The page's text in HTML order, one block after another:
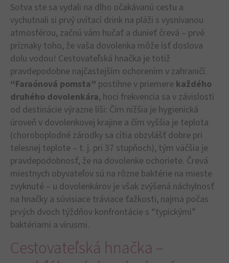
Sotva ste sa vydali na dlho očakávanú cestu a
vychutnali si prvý uvítací drink na pláži s vysnívanou
atmosférou, začnú vám hučať a dunieť črevá – prvé
príznaky toho, že vaša dovolenka môže ísť doslova
dolu vodou! Cestovateľská hnačka je totiž
pravdepodobne najčastejším ochorením v zahraničí.
“Faraónová pomsta” postihne v priemere každého
druhého dovolenkára, hoci frekvencia sa v závislosti
od destinácie výrazne líši: Čím nižšia je hygienická
úroveň v dovolenkovej krajine a čím vyššia je teplota
(choroboplodné zárodky sa cítia obzvlášť dobre pri
telesnej teplote – t. j. pri 37 stupňoch), tým väčšia je
pravdepodobnosť, že na dovolenke ochoriete. Črevá
miestnych obyvateľov sú na rôzne baktérie na mieste
zvyknuté – u dovolenkárov je však zvýšená náchylnosť
na hnačky a súvisiace tráviace ťažkosti, najmä počas
prvých dvoch týždňov konfrontácie s “typickými”
baktériami a vírusmi.
Cestovateľská hnačka –